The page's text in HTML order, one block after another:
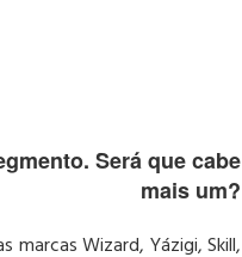
Será que cabe
mais um?
Wizard, Yázigi, Skill,